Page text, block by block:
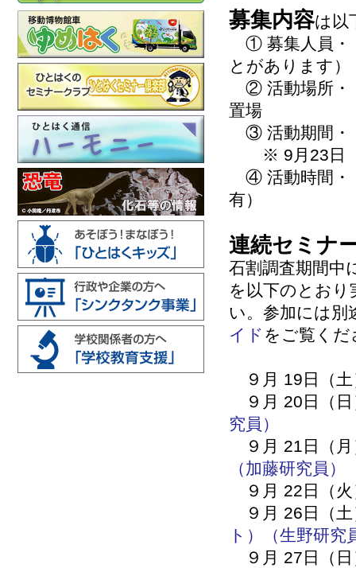
募集内容は以
① 募集人員・
とがあります）
② 活動場所・
置場
③ 活動期間・
※ 9月23日（
④ 活動時間・
有）
連続セミナ
石割調査期間中
を以下のとお
い。参加には別
イド をご覧くだ
９月 19日（土
９月 20日（日
究員）
９月 21日（月
（加藤研究員）
９月 22日（火
９月 26日（土
ト）（生野研究
９月 27日（日